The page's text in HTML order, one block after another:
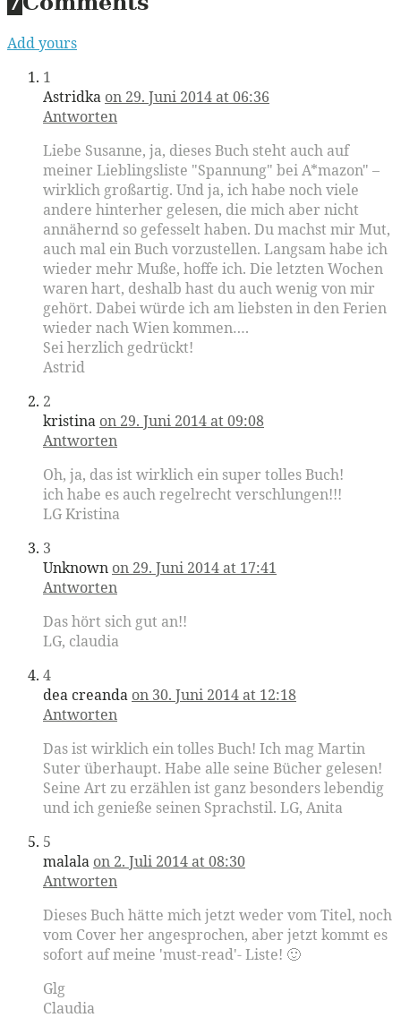
Add yours
1
Astridka on 29. Juni 2014 at 06:36
Antworten
Liebe Susanne, ja, dieses Buch steht auch auf
meiner Lieblingsliste "Spannung" bei A*mazon" –
wirklich großartig. Und ja, ich habe noch viele
andere hinterher gelesen, die mich aber nicht
annähernd so gefesselt haben. Du machst mir Mut,
auch mal ein Buch vorzustellen. Langsam habe ich
wieder mehr Muße, hoffe ich. Die letzten Wochen
waren hart, deshalb hast du auch wenig von mir
gehört. Dabei würde ich am liebsten in den Ferien
wieder nach Wien kommen….
Sei herzlich gedrückt!
Astrid
2
kristina on 29. Juni 2014 at 09:08
Antworten
Oh, ja, das ist wirklich ein super tolles Buch!
ich habe es auch regelrecht verschlungen!!!
LG Kristina
3
Unknown on 29. Juni 2014 at 17:41
Antworten
Das hört sich gut an!!
LG, claudia
4
dea creanda on 30. Juni 2014 at 12:18
Antworten
Das ist wirklich ein tolles Buch! Ich mag Martin
Suter überhaupt. Habe alle seine Bücher gelesen!
Seine Art zu erzählen ist ganz besonders lebendig
und ich genieße seinen Sprachstil. LG, Anita
5
malala on 2. Juli 2014 at 08:30
Antworten
Dieses Buch hätte mich jetzt weder vom Titel, noch
vom Cover her angesprochen, aber jetzt kommt es
sofort auf meine 'must-read'- Liste! 🙂
Glg
Claudia